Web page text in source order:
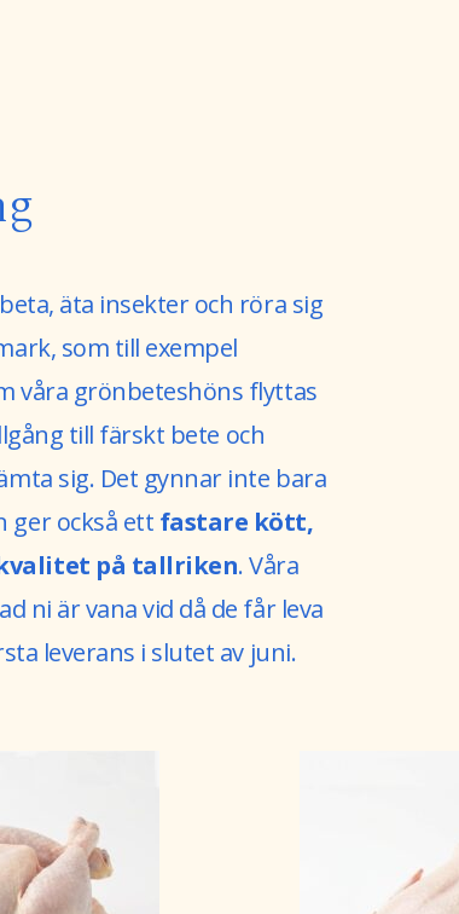
äta insekter och röra sig
som till exempel
våra grönbeteshöns flyttas
till färskt bete och
sig. Det gynnar inte bara
ger också ett fastare kött,
på tallriken. Våra
ni är vana vid då de får leva
leverans i slutet av juni.